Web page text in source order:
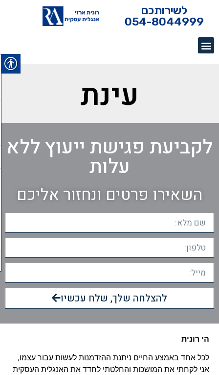
לשירותכם
054-8044999
עינת
לקביעת פגישת ייעוץ ללא
עלות
השאירו פרטים ונחזור אליכם
להצלחה שלך, שלח עכשיו
הי רונית
לכל אחד באמצע החיים ניתנת ההזדמנות לעשות עבור עצמו,
אני לקחתי את המושכות והחלטתי לחדד את האנגלית העסקית